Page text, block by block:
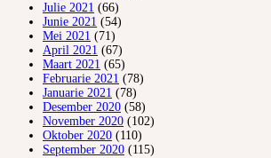
Julie 2021 (66)
Junie 2021 (54)
Mei 2021 (71)
April 2021 (67)
Maart 2021 (65)
Februarie 2021 (78)
Januarie 2021 (78)
Desember 2020 (58)
November 2020 (102)
Oktober 2020 (110)
September 2020 (115)